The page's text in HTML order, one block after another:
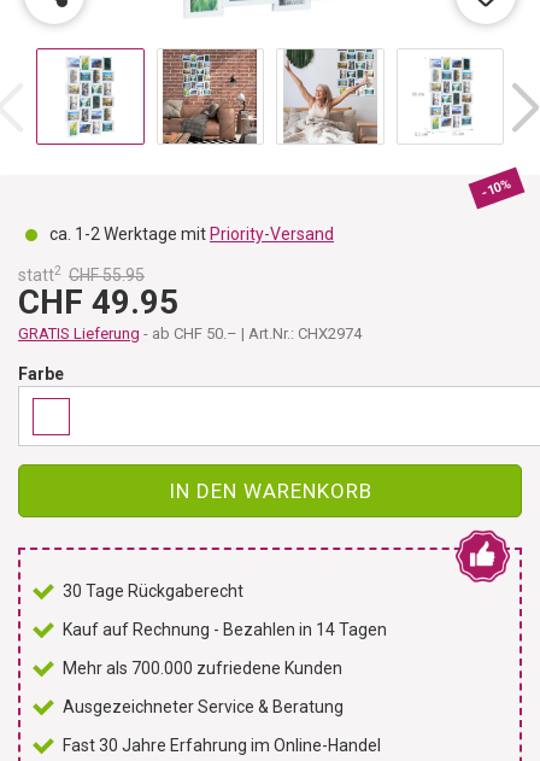
-10%
ca. 1-2 Werktage mit Priority-Versand
statt2 CHF 55.95
CHF 49.95
GRATIS Lieferung - ab CHF 50.– | Art.Nr.: CHX2974
Farbe
IN DEN WARENKORB
30 Tage Rückgaberecht
Kauf auf Rechnung - Bezahlen in 14 Tagen
Mehr als 700.000 zufriedene Kunden
Ausgezeichneter Service & Beratung
Fast 30 Jahre Erfahrung im Online-Handel